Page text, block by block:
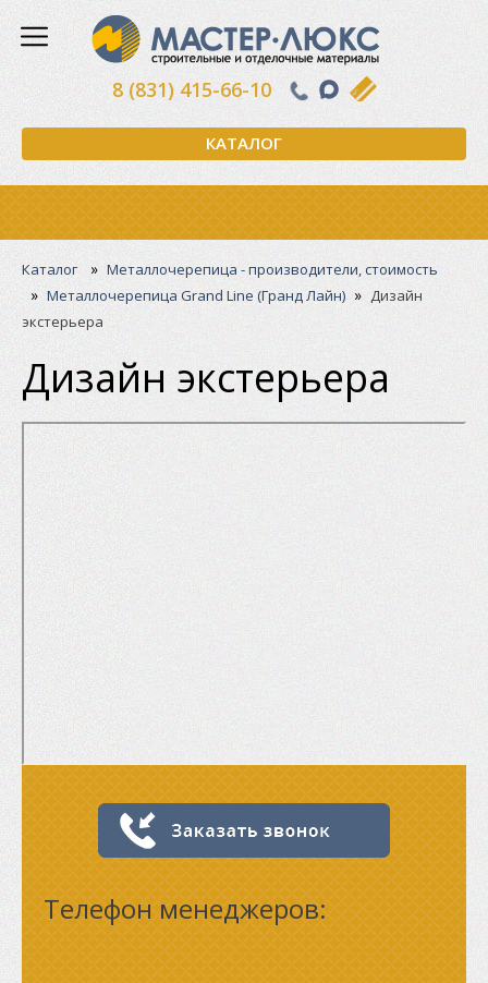
КАТАЛОГ
8 (831) 415-66-10
Каталог» Металлочерепица - производители, стоимость
» Металлочерепица Grand Line (Гранд Лайн) » Дизайн
экстерьера
Дизайн экстерьера
Телефон менеджеров: